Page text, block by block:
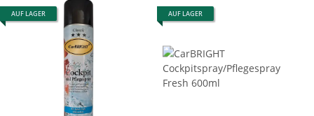
AUF LAGER AUF LAGER